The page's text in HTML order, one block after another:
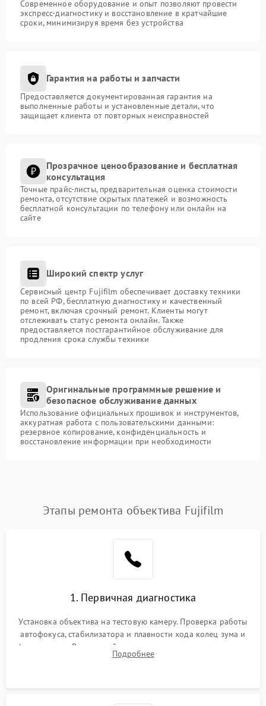
Современное оборудование и опыт позволяют провести
экспресс-диагностику и восстановление в кратчайшие
сроки, минимизируя время без устройства
Гарантия на работы и запчасти
Предоставляется документированная гарантия на
выполненные работы и установленные детали, что
защищает клиента от повторных неисправностей
Прозрачное ценообразование и бесплатная
консультация
Точные прайс-листы, предварительная оценка стоимости
ремонта, отсутствие скрытых платежей и возможность
бесплатной консультации по телефону или онлайн на
сайте
Широкий спектр услуг
Сервисный центр Fujifilm обеспечивает доставку техники
по всей РФ, бесплатную диагностику и качественный
ремонт, включая срочный ремонт. Клиенты могут
отслеживать статус ремонта онлайн. Также
предоставляется постгарантийное обслуживание для
продления срока службы техники
Оригинальные программные решение и
безопасное обслуживание данных
Использование официальных прошивок и инструментов,
аккуратная работа с пользовательскими данными:
резервное копирование, конфиденциальность и
восстановление информации при необходимости
Этапы ремонта объектива Fujifilm
1. Первичная диагностика
Установка объектива на тестовую камеру. Проверка работы
автофокуса, стабилизатора и плавности хода колец зума и
фокусировки. Визуальный осмотр линз на наличие царапин,
грибка, пыли и оценка состояния контактов байонета.
Подробнее